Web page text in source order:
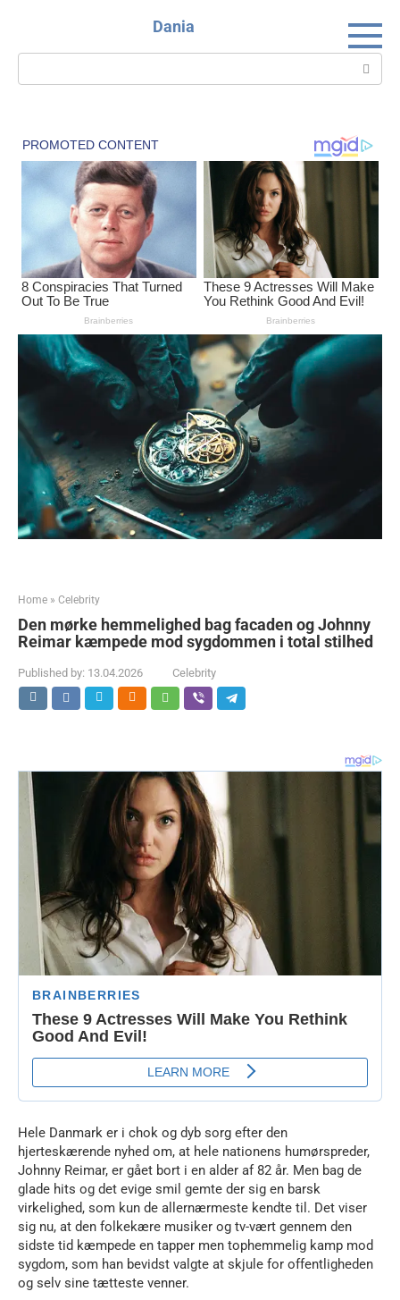
Dania
Search:
Home » Celebrity
Den mørke hemmelighed bag facaden og Johnny
Reimar kæmpede mod sygdommen i total stilhed
Published by: 13.04.2026 Celebrity
Hele Danmark er i chok og dyb sorg efter den
hjerteskærende nyhed om, at hele nationens humørspreder,
Johnny Reimar, er gået bort i en alder af 82 år. Men bag de
glade hits og det evige smil gemte der sig en barsk
virkelighed, som kun de allernærmeste kendte til. Det viser
sig nu, at den folkekære musiker og tv-vært gennem den
sidste tid kæmpede en tapper men tophemmelig kamp mod
sygdom, som han bevidst valgte at skjule for offentligheden
og selv sine tætteste venner.